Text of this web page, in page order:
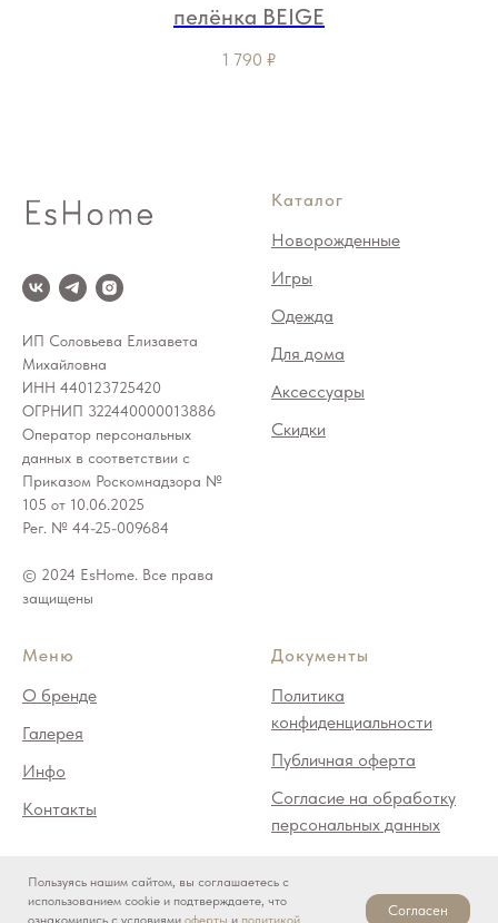
Пользуясь нашим сайтом, вы соглашаетесь с
использованием cookie и подтверждаете, что
ознакомились с условиями оферты и политикой
Согласен
пелёнка BEIGE
1 790 ₽
ИП Соловьева Елизавета
Михайловна
ИНН 440123725420
ОГРНИП 322440000013886
Оператор персональных
данных в соответствии с
Приказом Роскомнадзора №
105 от 10.06.2025
Рег. № 44-25-009684
© 2024 EsHome. Все права
защищены
Каталог
Новорожденные
Игры
Одежда
Для дома
Аксессуары
Скидки
Меню
О бренде
Галерея
Инфо
Контакты
Документы
Политика
конфиденциальности
Публичная оферта
Согласие на обработку
персональных данных
*Деятельность компании Meta (Facebook, Instagram) является
запрещенной на территории РФ